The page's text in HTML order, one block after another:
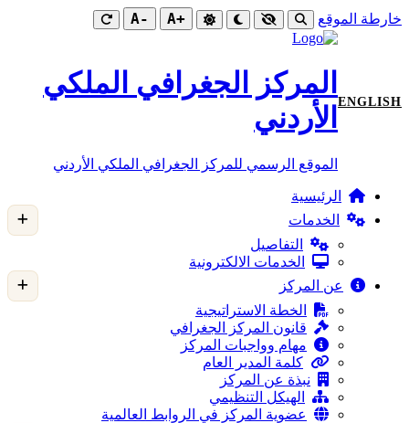
خارطة الموقع +A
-A
ENGLISH
المركز الجغرافي الملكي
الأردني
الموقع الرسمي للمركز الجغرافي الملكي الأردني
الرئيسية
الخدمات
التفاصيل
الخدمات الالكترونية
عن المركز
الخطة الاستراتيجية
قانون المركز الجغرافي
مهام وواجبات المركز
كلمة المدير العام
نبذة عن المركز
الهيكل التنظيمي
عضوية المركز في الروابط العالمية